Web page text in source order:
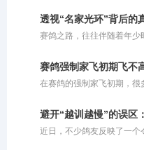
里决赛的征途，往往如同泥
研超出自身脑力和体能极限
巧”，更多是指一种**“四两
而言，由于精力和体能的
透视“名家光环”背后的
赛鸽之路，往往伴随着年少
袭，甚至从月薪五千的普
板。这些真实的成功案例，
而，随着赛鸽运动的商业
鸽子飞得好，还独创了一套
竟隐藏着多少真实实力与宣
赛鸽强制家飞初期飞不
在赛鸽的强制家飞初期，
成：一是夏季高温炎热；二
子之前没有经历过高强度
避开“越训越慢”的误区
近日，不少鸽友反映了一